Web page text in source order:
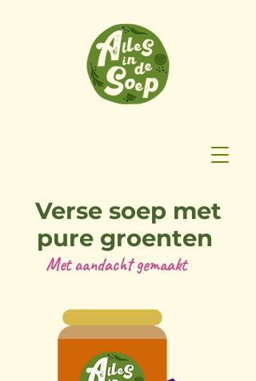
Verse soep met
pure groenten
Met aandacht gemaakt